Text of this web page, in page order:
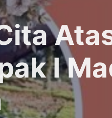
I